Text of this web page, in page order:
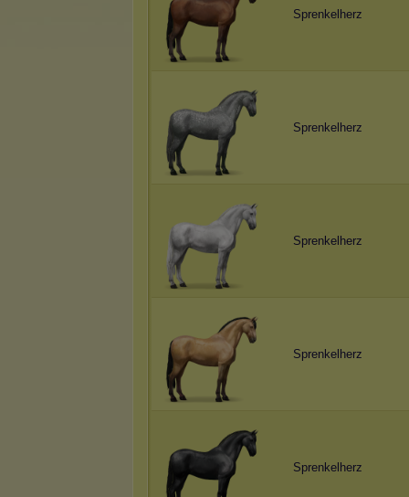
Sprenkelherz
Sprenkelherz
Sprenkelherz
Sprenkelherz
Sprenkelherz